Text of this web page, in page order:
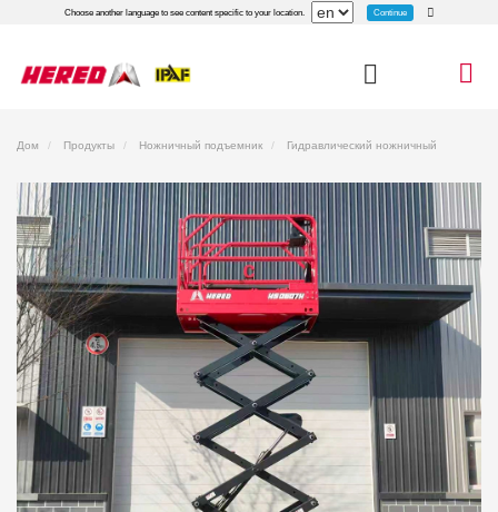
Choose another language to see content specific to your location. Continue
Дом Продукты Ножничный подъемник Гидравлический ножничный
подъемник Гидравлический ножничный подъемник HS0607H